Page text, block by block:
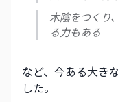
木陰をつくり
る力もある
など、今ある大き
した。